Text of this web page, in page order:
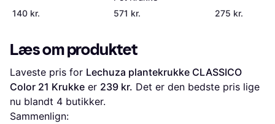
140 kr.
571 kr.
275 kr.
Læs om produktet
Laveste pris for Lechuza plantekrukke CLASSICO
Color 21 Krukke er 239 kr. Det er den bedste pris lige
nu blandt 4 butikker.
Sammenlign: